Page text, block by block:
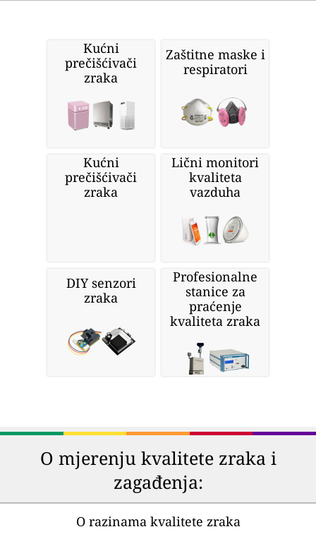
Kućni
prečišćivači
zraka
Zaštitne maske i
respiratori
Kućni
prečišćivači
zraka
Lični monitori
kvaliteta
vazduha
DIY senzori
zraka
Profesionalne
stanice za
praćenje
kvaliteta zraka
O mjerenju kvalitete zraka i
zagađenja:
O razinama kvalitete zraka